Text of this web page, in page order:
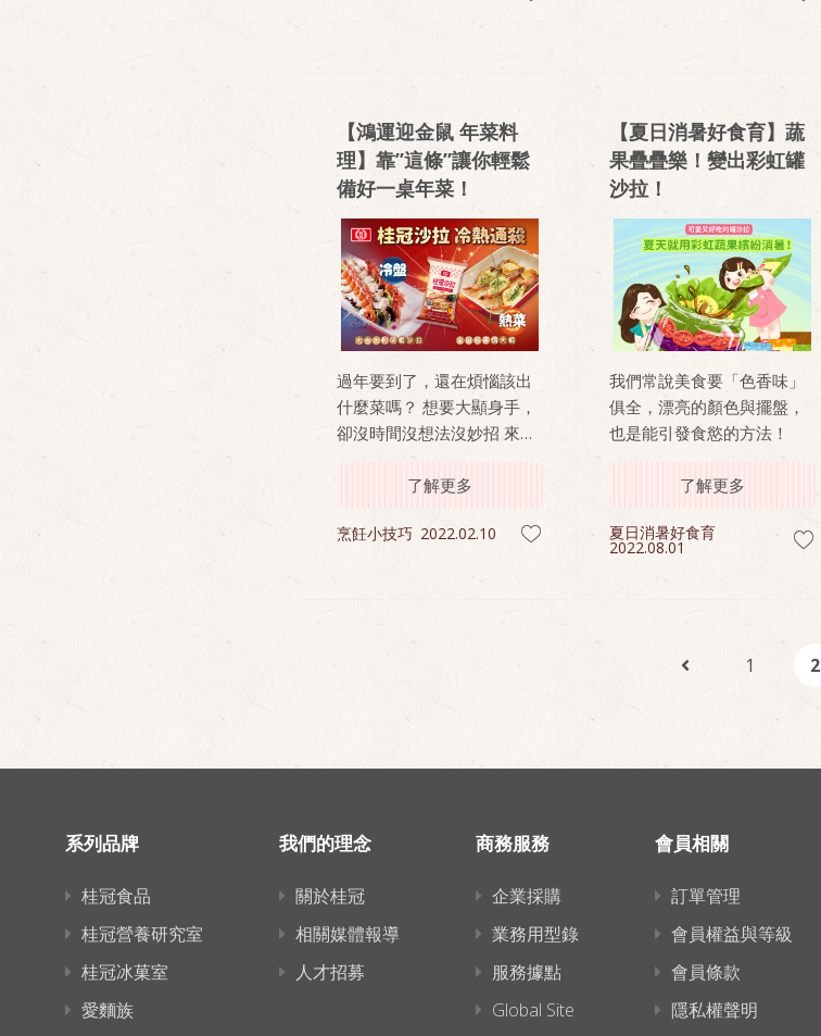
【鴻運迎金鼠 年菜料
理】靠”這條”讓你輕鬆
備好一桌年菜！
過年要到了，還在煩惱該出
什麼菜嗎？ 想要大顯身手，
卻沒時間沒想法沒妙招 來來
來最強神隊友－桂冠沙拉，
讓你冷熱通殺，搞定一桌
菜！
了解更多
烹飪小技巧 2022.02.10
【夏日消暑好食育】蔬
果疊疊樂！變出彩虹罐
沙拉！
我們常說美食要「色香味」
俱全，漂亮的顏色與擺盤，
也是能引發食慾的方法！
了解更多
夏日消暑好食育
2022.08.01
1 2
系列品牌
桂冠食品
桂冠營養研究室
桂冠冰菓室
愛麵族
我們的理念
關於桂冠
相關媒體報導
人才招募
商務服務
企業採購
業務用型錄
服務據點
Global Site
會員相關
訂單管理
會員權益與等級
會員條款
隱私權聲明